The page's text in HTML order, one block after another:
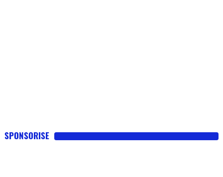
SPONSORISE